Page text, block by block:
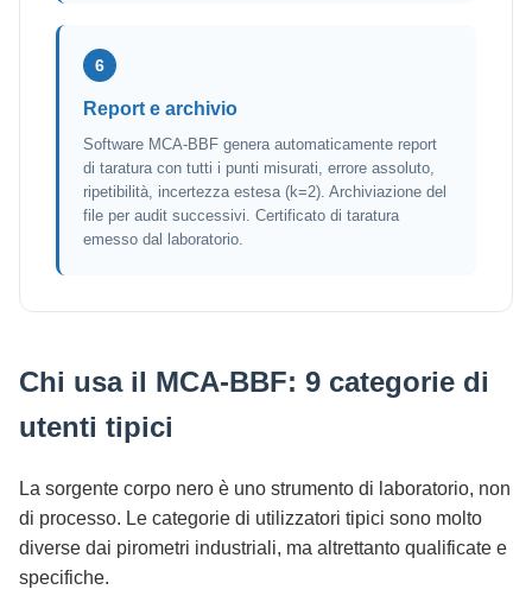
6
Report e archivio
Software MCA-BBF genera automaticamente report
di taratura con tutti i punti misurati, errore assoluto,
ripetibilità, incertezza estesa (k=2). Archiviazione del
file per audit successivi. Certificato di taratura
emesso dal laboratorio.
Chi usa il MCA-BBF: 9 categorie di
utenti tipici
La sorgente corpo nero è uno strumento di laboratorio, non
di processo. Le categorie di utilizzatori tipici sono molto
diverse dai pirometri industriali, ma altrettanto qualificate e
specifiche.